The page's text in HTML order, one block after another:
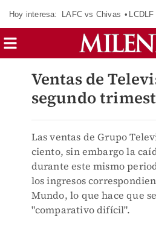
Hoy interesa: LAFC vs Chivas LCDLF
Ventas de
segundo
Las ventas de Grupo
ciento, sin embargo la
durante este mismo
los ingresos
Mundo, lo que hace que
"comparativo difícil".